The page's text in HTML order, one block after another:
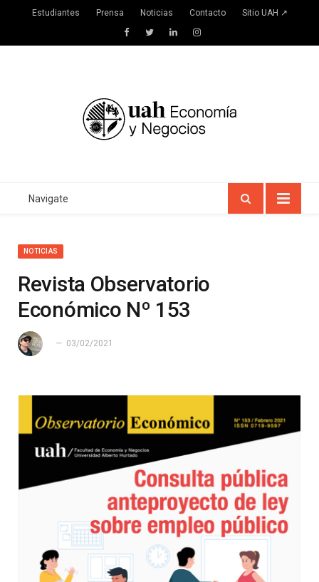
Estudiantes Prensa Noticias Contacto Sitio UAH ↗
FacebookTwitterLinkedInInstagram
Navigate
NOTICIAS
Revista Observatorio
Económico Nº 153
03/02/2021